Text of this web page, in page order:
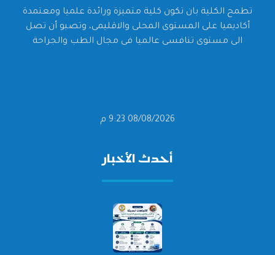
تطمح الكلية بان تكون كلية متميزة ورائدة علميا ومعتمدة
أكاديميا على المستوى المحلى والاقليمى، وتصبو أن تصل
الى مستوى تنافسى عالميا فى مجال الطب والجراحة
08/08/2026 9:23 م
أحدث الأخبار